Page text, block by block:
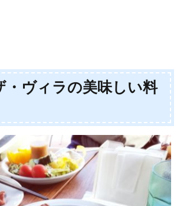
・ヴィラの美味しい料